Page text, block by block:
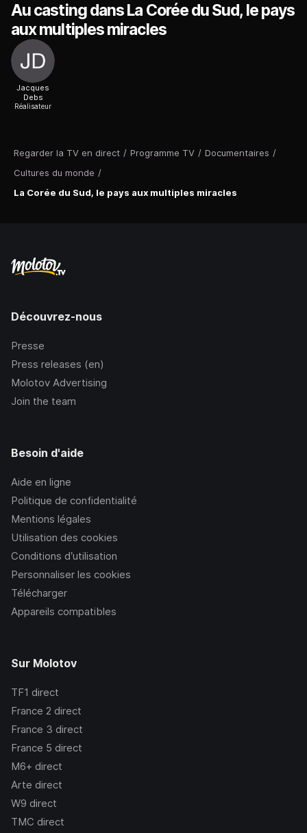
Regarder la TV en direct / Programme TV / Documentaires /
Cultures du monde /
La Corée du Sud, le pays aux multiples miracles
Au casting dans La Corée du Sud, le pays
aux multiples miracles
Jacques
Debs
Réalisateur
Découvrez-nous
Presse
Press releases (en)
Molotov Advertising
Join the team
Besoin d'aide
Aide en ligne
Politique de confidentialité
Mentions légales
Utilisation des cookies
Conditions d’utilisation
Personnaliser les cookies
Télécharger
Appareils compatibles
Sur Molotov
TF1 direct
France 2 direct
France 3 direct
France 5 direct
M6+ direct
Arte direct
W9 direct
TMC direct